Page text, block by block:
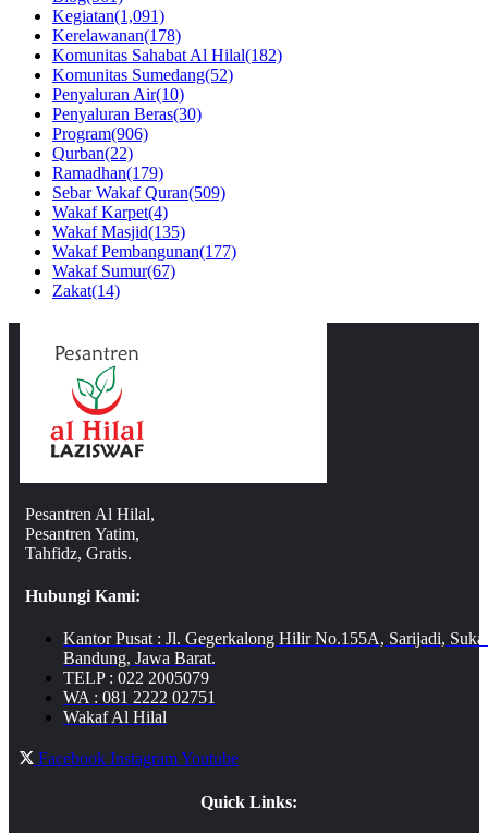
Kegiatan(1,091)
Kerelawanan(178)
Komunitas Sahabat Al Hilal(182)
Komunitas Sumedang(52)
Penyaluran Air(10)
Penyaluran Beras(30)
Program(906)
Qurban(22)
Ramadhan(179)
Sebar Wakaf Quran(509)
Wakaf Karpet(4)
Wakaf Masjid(135)
Wakaf Pembangunan(177)
Wakaf Sumur(67)
Zakat(14)
Pesantren Al Hilal,
Pesantren Yatim,
Tahfidz, Gratis.
Hubungi Kami:
Kantor Pusat : Jl. Gegerkalong Hilir No.155A, Sarijadi,
Bandung, Jawa Barat.
TELP : 022 2005079
WA : 081 2222 02751
Wakaf Al Hilal
Facebook InstagramYoutube
Quick Links: